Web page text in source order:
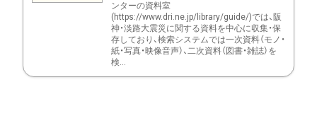
ンターの資料室
(https://www.dri.ne.jp/library/guide/)では、阪
神・淡路大震災に関する資料を中心に収集・保
存しており、検索システムでは一次資料（モノ・
紙・写真・映像音声）、二次資料（図書・雑誌）を
検...